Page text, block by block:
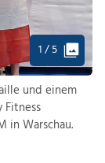
1 / 5
und einem
in Warschau.